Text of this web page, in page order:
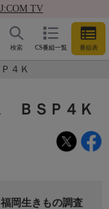
TV
CS番組一覧 番組表
検索
４Ｋ
ＢＳＰ４Ｋ
岡生きもの調査